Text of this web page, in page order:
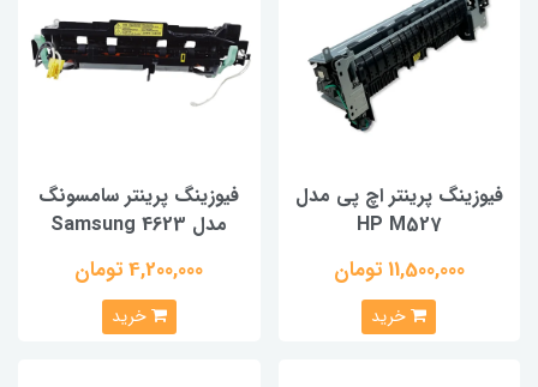
فیوزینگ پرینتر اچ پی مدل
HP M527
11,500,000 تومان
خرید
فیوزینگ پرینتر سامسونگ
مدل Samsung 4623
4,200,000 تومان
خرید